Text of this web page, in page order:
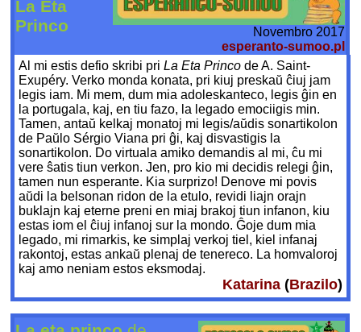
La Eta
Princo
Novembro 2017
esperanto-sumoo.pl
Al mi estis defio skribi priLa Eta Princo de A. Saint-
Exupéry. Verko monda konata, pri kiuj preskaŭ ĉiuj jam
legis iam. Mi mem, dum mia adoleskanteco, legis ĝin en
la portugala, kaj, en tiu fazo, la legado emociigis min.
Tamen, antaŭ kelkaj monatoj mi legis/aŭdis sonartikolon
de Paŭlo Sérgio Viana pri ĝi, kaj disvastigis la
sonartikolon. Do virtuala amiko demandis al mi, ĉu mi
vere ŝatis tiun verkon. Jen, pro kio mi decidis relegi ĝin,
tamen nun esperante. Kia surprizo! Denove mi povis
aŭdi la belsonan ridon de la etulo, revidi liajn orajn
buklajn kaj eterne preni en miaj brakoj tiun infanon, kiu
estas iom el ĉiuj infanoj sur la mondo. Ĝoje dum mia
legado, mi rimarkis, ke simplaj verkoj tiel, kiel infanaj
rakontoj, estas ankaŭ plenaj de tenereco. La homvaloroj
kaj amo neniam estos eksmodaj.
Katarina(Brazilo)